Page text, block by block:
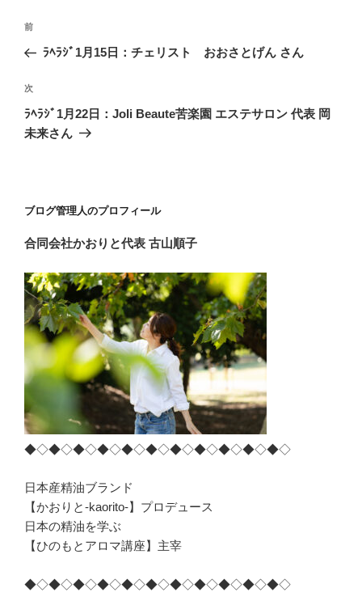
投
ナ
ビ
ゲ
ー
前
の
稿
前
ﾗﾍﾗｼﾞ1月15日：チェリスト おおさとげん さん
次
の
投
次
ﾗﾍﾗｼﾞ1月22日：Joli Beaute苦楽園 エステサロン 代表 岡
未来さん
ブログ管理人のプロフィール
合同会社かおりと代表 古山順子
◆◇◆◇◆◇◆◇◆◇◆◇◆◇◆◇◆◇◆◇◆◇
日本産精油ブランド
【かおりと-kaorito-】プロデュース
日本の精油を学ぶ
【ひのもとアロマ講座】主宰
◆◇◆◇◆◇◆◇◆◇◆◇◆◇◆◇◆◇◆◇◆◇